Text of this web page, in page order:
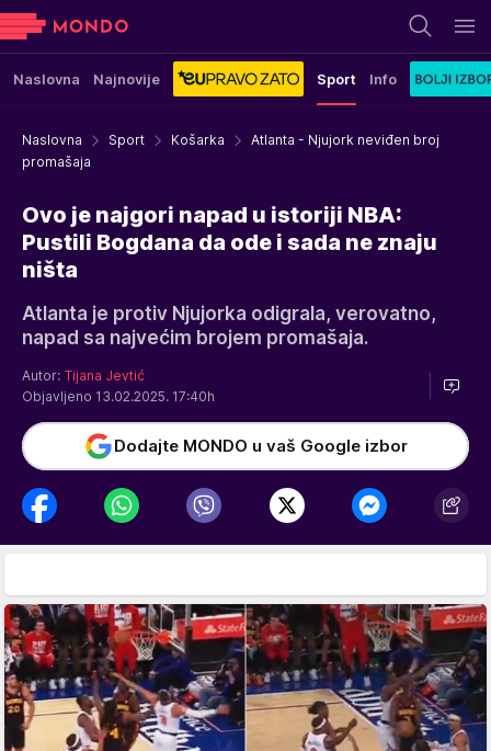
Naslovna Najnovije Sport Info
Naslovna Sport Košarka
Atlanta - Njujork neviđen broj
promašaja
Ovo je najgori napad u istoriji NBA:
Pustili Bogdana da ode i sada ne znaju
ništa
Atlanta je protiv Njujorka odigrala, verovatno,
napad sa najvećim brojem promašaja.
Autor: Tijana Jevtić
Objavljeno 13.02.2025. 17:40h
Dodajte MONDO u vaš Google izbor